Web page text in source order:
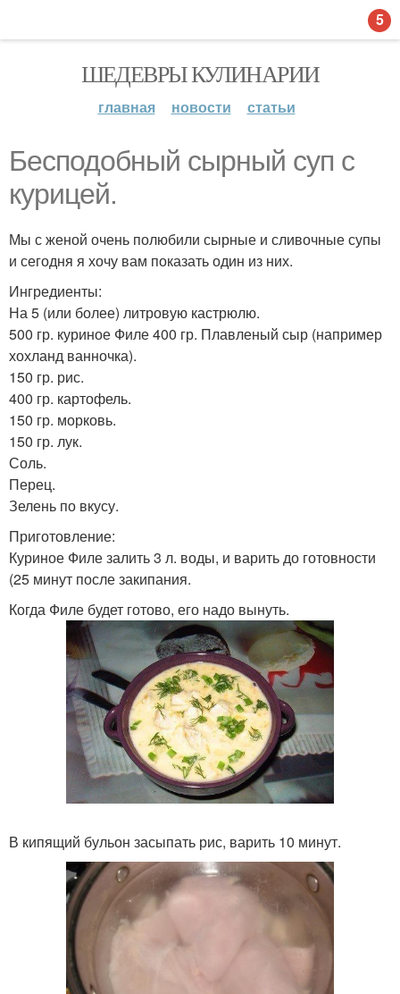
ШЕДЕВРЫ КУЛИНАРИИ
главная новости статьи
Бесподобный сырный суп с
курицей.
Мы с женой очень полюбили сырные и сливочные супы
и сегодня я хочу вам показать один из них.
Ингредиенты:
На 5 (или более) литровую кастрюлю.
500 гр. куриное Филе 400 гр. Плавленый сыр (например
хохланд ванночка).
150 гр. рис.
400 гр. картофель.
150 гр. морковь.
150 гр. лук.
Соль.
Перец.
Зелень по вкусу.
Приготовление:
Куриное Филе залить 3 л. воды, и варить до готовности
(25 минут после закипания.
Когда Филе будет готово, его надо вынуть.
В кипящий бульон засыпать рис, варить 10 минут.
5